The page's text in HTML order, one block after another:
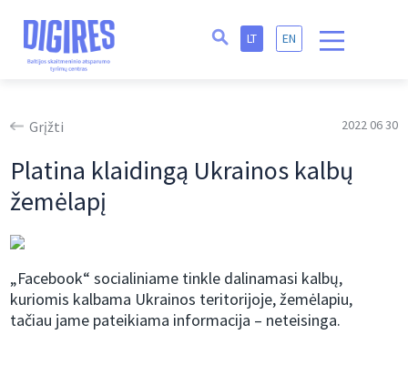
LT EN
Grįžti 2022 06 30
Platina klaidingą Ukrainos kalbų
žemėlapį
„Facebook“ socialiniame tinkle dalinamasi kalbų,
kuriomis kalbama Ukrainos teritorijoje, žemėlapiu,
tačiau jame pateikiama informacija – neteisinga.